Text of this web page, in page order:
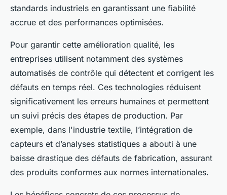
standards industriels en garantissant une fiabilité
accrue et des performances optimisées.
Pour garantir cette amélioration qualité, les
entreprises utilisent notamment des systèmes
automatisés de contrôle qui détectent et corrigent les
défauts en temps réel. Ces technologies réduisent
significativement les erreurs humaines et permettent
un suivi précis des étapes de production. Par
exemple, dans l'industrie textile, l’intégration de
capteurs et d’analyses statistiques a abouti à une
baisse drastique des défauts de fabrication, assurant
des produits conformes aux normes internationales.